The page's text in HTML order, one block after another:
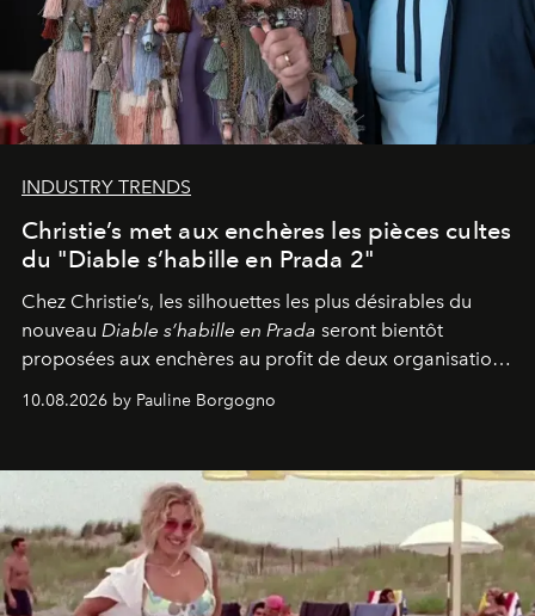
INDUSTRY TRENDS
Christie’s met aux enchères les pièces cultes
du "Diable s’habille en Prada 2"
Chez Christie’s, les silhouettes les plus désirables du
nouveau Diable s’habille en Prada seront bientôt
proposées aux enchères au profit de deux organisations
10.08.2026 by Pauline Borgogno